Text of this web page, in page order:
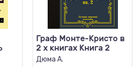
Граф Монте-Кристо в
2 х книгах Книга 2
Дюма А.